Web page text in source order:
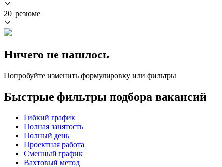
20 резюме
Ничего не нашлось
Попробуйте изменить формулировку или фильтры
Быстрые фильтры подбора вакансий
Гибкий график
Полная занятость
Полный день
Проектная работа
Сменный график
Вахтовый метод